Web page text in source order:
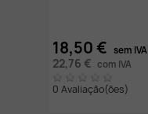
18,50 € sem IVA
22,76 € com IVA
0 Avaliação(ões)